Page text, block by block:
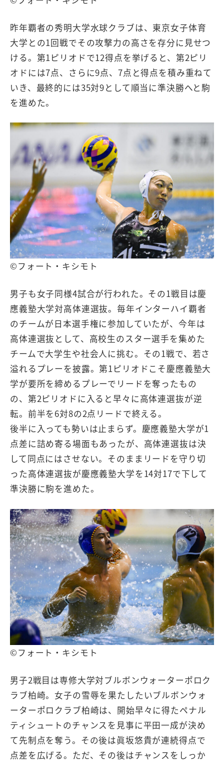
昨年覇者の秀明大学水球クラブは、東京女子体育
大学との1回戦でその攻撃力の高さを存分に見せつ
ける。第1ピリオドで12得点を挙げると、第2ピリ
オドには7点、さらに9点、7点と得点を積み重ねて
いき、最終的には35対9として順当に準決勝へと駒
を進めた。
©フォート・キシモト
男子も女子同様4試合が行われた。その1戦目は慶
應義塾大学対高体連選抜。毎年インターハイ覇者
のチームが日本選手権に参加していたが、今年は
高体連選抜として、高校生のスター選手を集めた
チームで大学生や社会人に挑む。その1戦で、若さ
溢れるプレーを披露。第1ピリオドこそ慶應義塾大
学が要所を締めるプレーでリードを奪ったもの
の、第2ピリオドに入ると早々に高体連選抜が逆
転。前半を6対8の2点リードで終える。
後半に入っても勢いは止まらず。慶應義塾大学が1
点差に詰め寄る場面もあったが、高体連選抜は決
して同点にはさせない。そのままリードを守り切
った高体連選抜が慶應義塾大学を14対17で下して
準決勝に駒を進めた。
©フォート・キシモト
男子2戦目は専修大学対ブルボンウォーターポロク
ラブ柏崎。女子の雪辱を果たしたいブルボンウォ
ーターポロクラブ柏崎は、開始早々に得たペナル
ティシュートのチャンスを見事に平田一成が決め
て先制点を奪う。その後は眞坂悠貴が連続得点で
点差を広げる。ただ、その後はチャンスをしっか